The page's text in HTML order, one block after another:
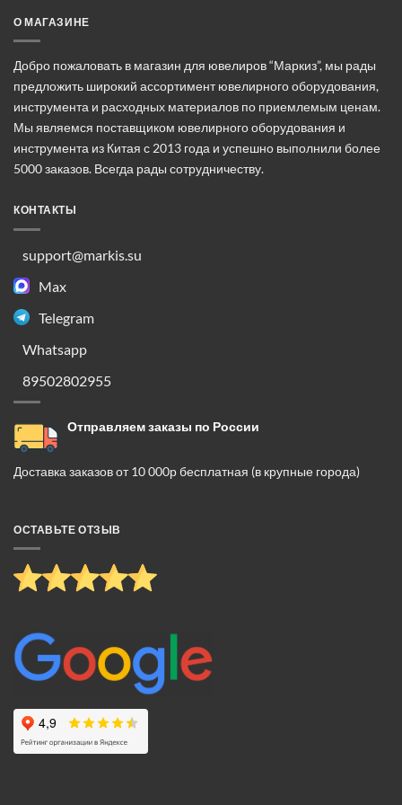
на
странице
О МАГАЗИНЕ
Добро пожаловать в магазин для ювелиров “Маркиз”, мы рады
предложить широкий ассортимент ювелирного оборудования,
инструмента и расходных материалов по приемлемым ценам.
Мы являемся поставщиком ювелирного оборудования и
инструмента из Китая с 2013 года и успешно выполнили более
5000 заказов. Всегда рады сотрудничеству.
КОНТАКТЫ
support@markis.su
Max
Telegram
Whatsapp
89502802955
Отправляем заказы по России
Доставка заказов от 10 000р бесплатная (в крупные города)
ОСТАВЬТЕ ОТЗЫВ